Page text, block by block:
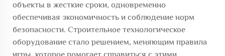
объекты в жесткие сроки, одновременно
обеспечивая экономичность и соблюдение норм
безопасности. Строительное технологическое
оборудование стало решением, меняющим правила